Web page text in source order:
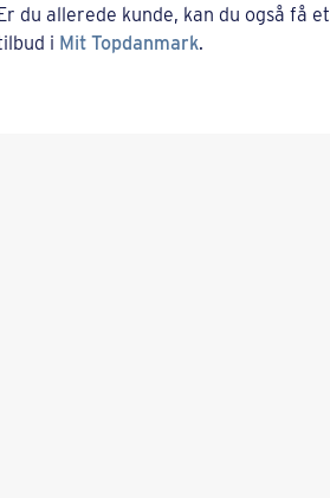
du allerede kunde, kan du også få et
i Mit Topdanmark.